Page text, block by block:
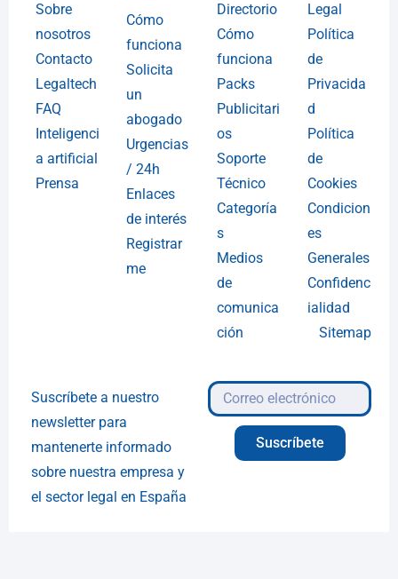
Sobre
nosotros
Contacto
Legaltech
FAQ
Inteligenci
a artificial
Prensa
Cómo
funciona
Solicita
un
abogado
Urgencias
/ 24h
Enlaces
de interés
Registrar
me
Directorio
Cómo
funciona
Packs
Publicitari
os
Soporte
Técnico
Categoría
s
Medios
de
comunica
ción
Legal
Política
de
Privacida
d
Política
de
Cookies
Condicion
es
Generales
Confidenc
ialidad
Sitemap
Suscríbete a nuestro
newsletter para
mantenerte informado
sobre nuestra empresa y
el sector legal en España
Suscríbete